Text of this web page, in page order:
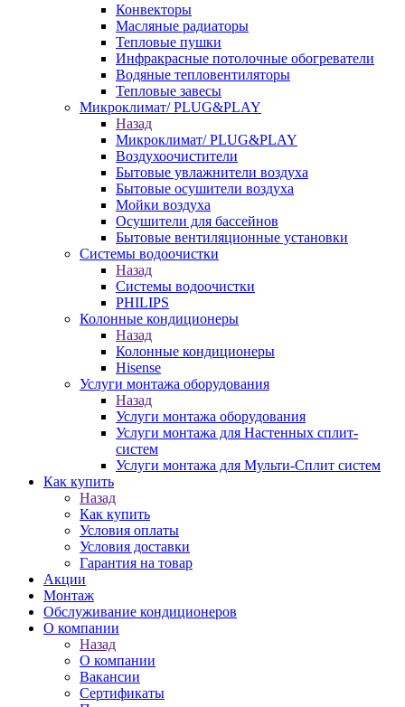
Конвекторы
Масляные радиаторы
Тепловые пушки
Инфракрасные потолочные обогреватели
Водяные тепловентиляторы
Тепловые завесы
Микроклимат/ PLUG&PLAY
Назад
Микроклимат/ PLUG&PLAY
Воздухоочистители
Бытовые увлажнители воздуха
Бытовые осушители воздуха
Мойки воздуха
Осушители для бассейнов
Бытовые вентиляционные установки
Системы водоочистки
Назад
Системы водоочистки
PHILIPS
Колонные кондиционеры
Назад
Колонные кондиционеры
Hisense
Услуги монтажа оборудования
Назад
Услуги монтажа оборудования
Услуги монтажа для Настенных сплит-
систем
Услуги монтажа для Мульти-Сплит систем
Как купить
Назад
Как купить
Условия оплаты
Условия доставки
Гарантия на товар
Акции
Монтаж
Обслуживание кондиционеров
О компании
Назад
О компании
Вакансии
Сертификаты